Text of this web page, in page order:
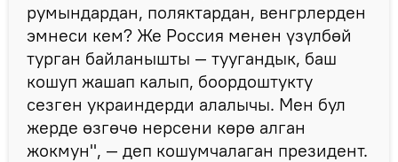
румындардан, поляктардан, венгрлерден
эмнеси кем? Же Россия менен үзүлбөй
турган байланышты — туугандык, баш
кошуп жашап калып, боордоштукту
сезген украиндерди алалычы. Мен бул
жерде өзгөчө нерсени көрө алган
жокмун", — деп кошумчалаган президент.